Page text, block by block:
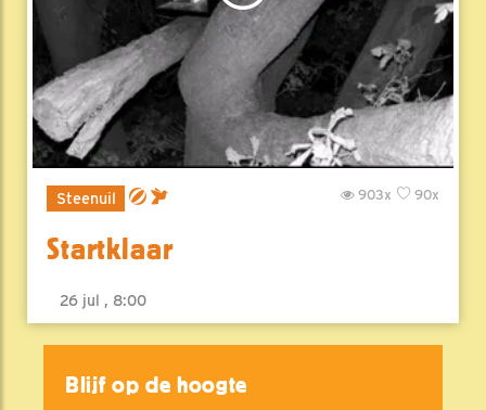
Steenuil 90x
903x
Startklaar
26 jul , 8:00
Blijf op de hoogte